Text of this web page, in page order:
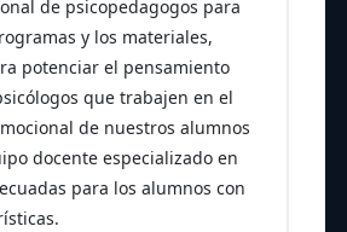
de psicopedagogos para
y los materiales,
potenciar el pensamiento
que trabajen en el
de nuestros alumnos
docente especializado en
para los alumnos con